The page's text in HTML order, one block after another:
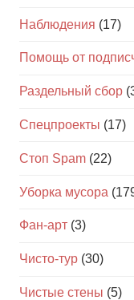
Наблюдения (17)
Помощь от
Раздельный сбор
Спецпроекты (17)
Стоп Spam (22)
Уборка мусора
Фан-арт (3)
Чисто-тур (30)
Чистые стены (5)